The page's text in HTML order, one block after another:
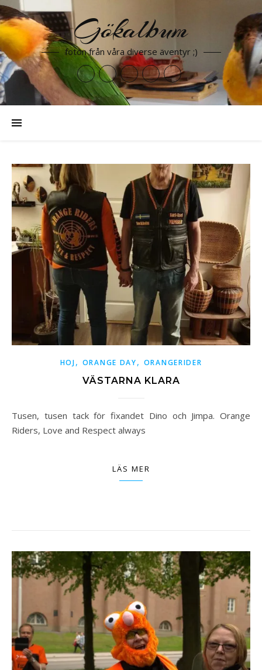
Gökalbum
foton från våra diverse äventyr ;)
HOJ, ORANGE DAY, ORANGERIDER
VÄSTARNA KLARA
Tusen, tusen tack för fixandet Dino och Jimpa. Orange
Riders, Love and Respect always
LÄS MER